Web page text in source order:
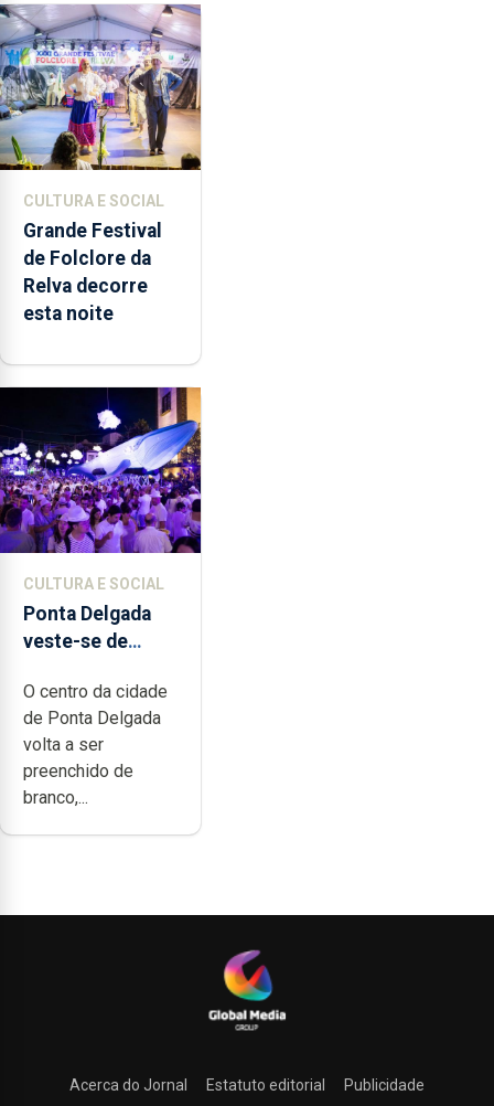
produzir uma
música”
CULTURA E SOCIAL
Grande Festival
de Folclore da
Relva decorre
esta noite
CULTURA E SOCIAL
Ponta Delgada
veste-se de
O centro da cidade
de Ponta Delgada
volta a ser
preenchido de
branco,...
Acerca do Jornal Estatuto editorial Publicidade